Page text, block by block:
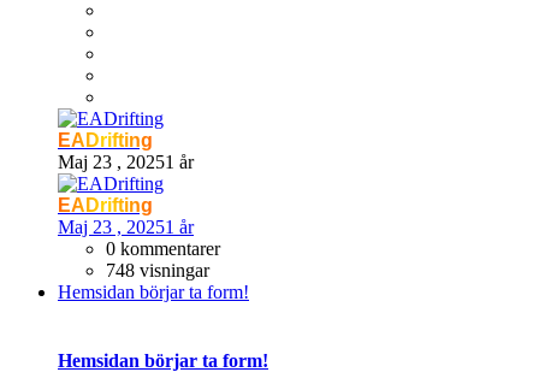
EADrifting
Maj 23 , 20251 år
EADrifting
Maj 23 , 20251 år
0 kommentarer
748 visningar
Hemsidan börjar ta form!
Hemsidan börjar ta form!